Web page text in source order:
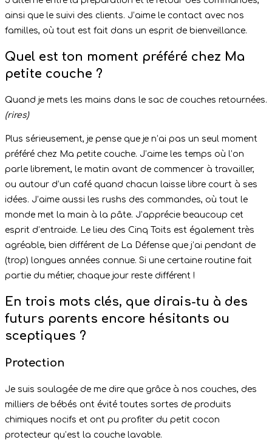
ainsi que le suivi des clients. J’aime le contact avec nos
familles, où tout est fait dans un esprit de bienveillance.
Quel est ton moment préféré chez Ma
petite couche ?
Quand je mets les mains dans le sac de couches retournées.
(rires)
Plus sérieusement, je pense que je n’ai pas un seul moment
préféré chez Ma petite couche. J’aime les temps où l’on
parle librement, le matin avant de commencer à travailler,
ou autour d’un café quand chacun laisse libre court à ses
idées. J’aime aussi les rushs des commandes, où tout le
monde met la main à la pâte. J’apprécie beaucoup cet
esprit d’entraide. Le lieu des Cinq Toits est également très
agréable, bien différent de La Défense que j’ai pendant de
(trop) longues années connue. Si une certaine routine fait
partie du métier, chaque jour reste différent !
En trois mots clés, que dirais-tu à des
futurs parents encore hésitants ou
sceptiques ?
Protection
Je suis soulagée de me dire que grâce à nos couches, des
milliers de bébés ont évité toutes sortes de produits
chimiques nocifs et ont pu profiter du petit cocon
protecteur qu’est la couche lavable.